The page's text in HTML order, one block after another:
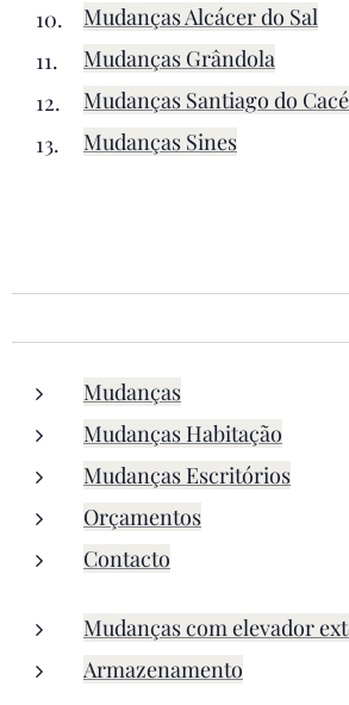
Mudanças Alcácer do Sal
Mudanças Grândola
Mudanças Santiago do
Mudanças Sines
Mudanças
Mudanças Habitação
Mudanças Escritórios
Orçamentos
Contacto
Mudanças com elevador
Armazenamento